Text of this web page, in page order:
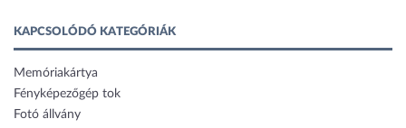
KAPCSOLÓDÓ KATEGÓRIÁK
Memóriakártya
Fényképezőgép tok
Fotó állvány